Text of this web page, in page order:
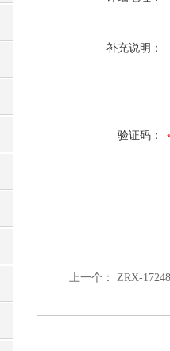
补充说明：
验证码：
上一个： ZRX-